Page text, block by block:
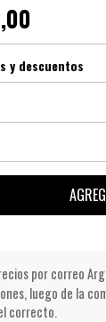
y descuentos
por correo
luego de la
correcto.